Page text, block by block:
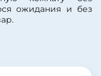
ожидания и без